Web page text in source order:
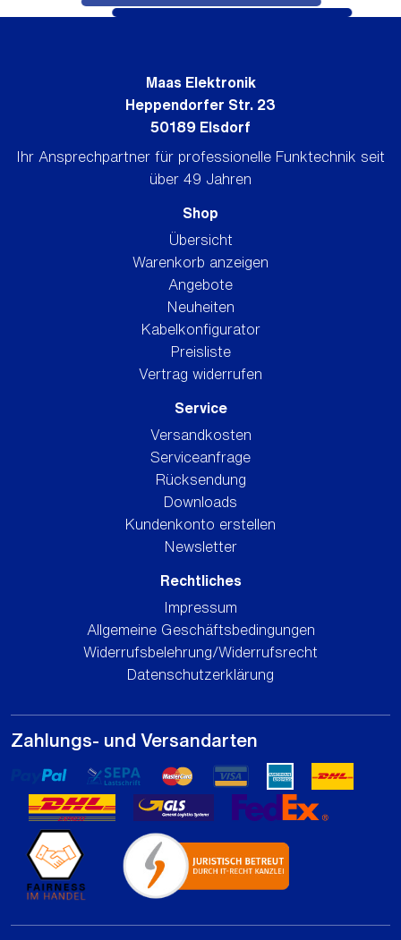
Shop
Übersicht
Warenkorb anzeigen
Angebote
Neuheiten
Kabelkonfigurator
Preisliste
Vertrag widerrufen
Service
Versandkosten
Serviceanfrage
Rücksendung
Downloads
Kundenkonto erstellen
Newsletter
Rechtliches
Impressum
Allgemeine Geschäftsbedingungen
Widerrufsbelehrung/Widerrufsrecht
Datenschutzerklärung
Maas Elektronik
Heppendorfer Str. 23
50189 Elsdorf
Ihr Ansprechpartner für professionelle Funktechnik seit
über 49 Jahren
Zahlungs- und Versandarten